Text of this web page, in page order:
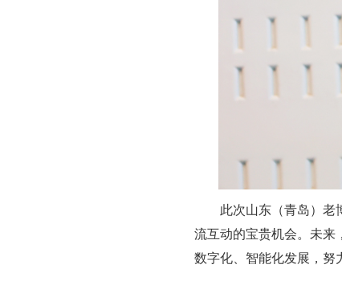
此次山东（青岛）老
流互动的宝贵机会。未来
数字化、智能化发展，努